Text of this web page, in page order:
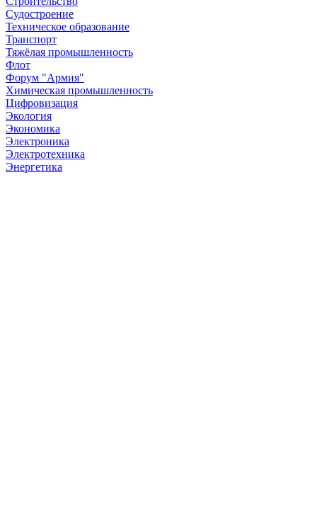
Судостроение
Техническое образование
Транспорт
Тяжёлая промышленность
Флот
Форум "Армия"
Химическая промышленность
Цифровизация
Экология
Экономика
Электроника
Электротехника
Энергетика